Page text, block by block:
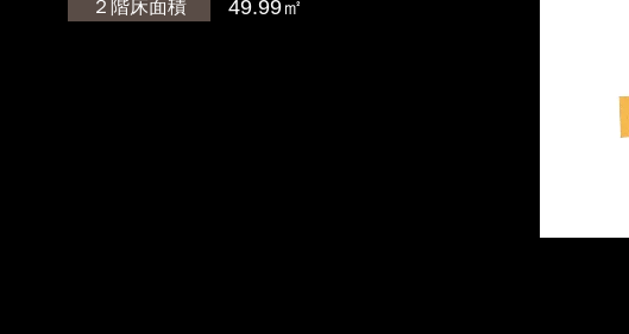
２階床面積 49.99㎡